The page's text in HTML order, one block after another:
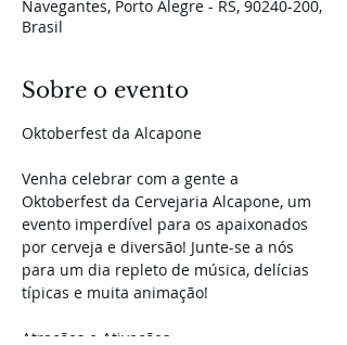
Navegantes, Porto Alegre - RS, 90240-200,
Brasil
Sobre o evento
Oktoberfest da Alcapone
Venha celebrar com a gente a
Oktoberfest da Cervejaria Alcapone, um
evento imperdível para os apaixonados
por cerveja e diversão! Junte-se a nós
para um dia repleto de música, delícias
típicas e muita animação!
Atrações e Ativações